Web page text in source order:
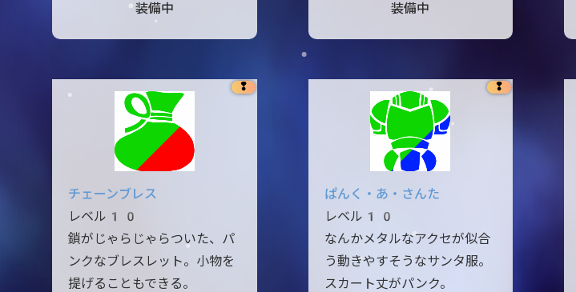
装備中 装備中
❢
チェーンブレス
レベル10
鎖がじゃらじゃらついた、パ
ンクなブレスレット。小物を
提げることもできる。
❢
ぱんく・あ・さんた
レベル10
なんかメタルなアクセが似合
う動きやすそうなサンタ服。
スカート丈がパンク。